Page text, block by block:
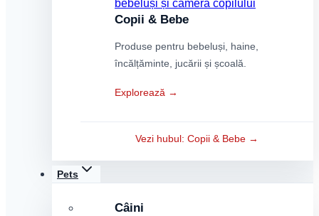
Copii & Bebe
Produse pentru bebeluși, haine,
încălțăminte, jucării și școală.
Explorează →
Vezi hubul: Copii & Bebe →
Pets
Câini